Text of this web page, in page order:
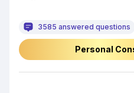
3585 answered questions
Personal